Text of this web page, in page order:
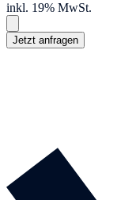
inkl. 19% MwSt.
Jetzt anfragen